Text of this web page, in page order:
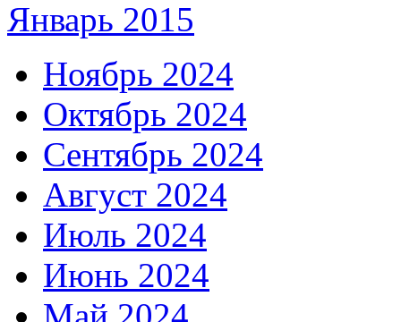
Январь 2015
Ноябрь 2024
Октябрь 2024
Сентябрь 2024
Август 2024
Июль 2024
Июнь 2024